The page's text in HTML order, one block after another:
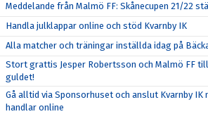
Meddelande från Malmö FF: Skånecupen 21/22
Handla julklappar online och stöd Kvarnby IK
Alla matcher och träningar inställda idag på
Stort grattis Jesper Robertsson och Malmö FF
guldet!
Gå alltid via Sponsorhuset och anslut Kvarnby IK
handlar online